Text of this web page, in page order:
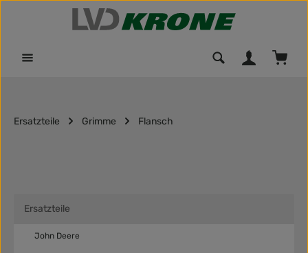
Zum Hauptinhalt springen
Ersatzteile Grimme Flansch
Ersatzteile
John Deere